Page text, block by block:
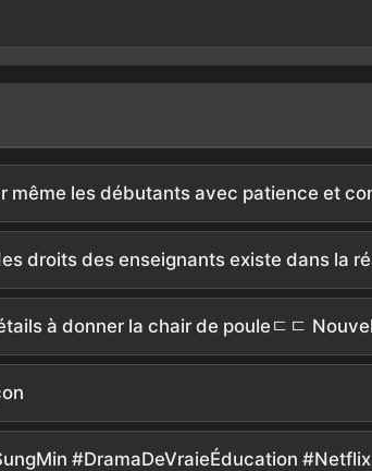
#DramaDeVraieÉducation #Netflix